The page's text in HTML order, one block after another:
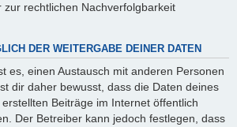
rechtlichen Nachverfolgbarkeit
DER WEITERGABE DEINER DATEN
es, einen Austausch mit anderen Personen
dir daher bewusst, dass die Daten deines
Beiträge im Internet öffentlich
Der Betreiber kann jedoch festlegen, dass